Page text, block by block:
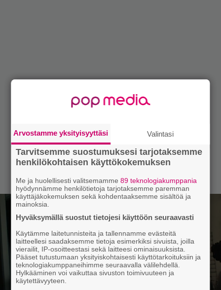
Arvostamme yksityisyyttäsi Valintasi
Tarvitsemme suostumuksesi tarjotaksemme
henkilökohtaisen käyttökokemuksen
Me ja huolellisesti valitsemamme89 teknologiakumppania
hyödynnämme henkilötietoja tarjotaksemme paremman
käyttäjäkokemuksen sekä kohdentaaksemme sisältöä ja
mainoksia.
Hyväksymällä suostut tietojesi käyttöön seuraavasti
Käytämme laitetunnisteita ja tallennamme evästeitä
laitteellesi saadaksemme tietoja esimerkiksi sivuista, joilla
vierailit, IP-osoitteestasi sekä laitteesi ominaisuuksista.
Pääset tutustumaan yksityiskohtaisesti käyttötarkoituksiin ja
teknologiakumppaneihimme seuraavalla välilehdellä.
Hylkääminen voi vaikuttaa sivuston toimivuuteen ja
käytettävyyteen.